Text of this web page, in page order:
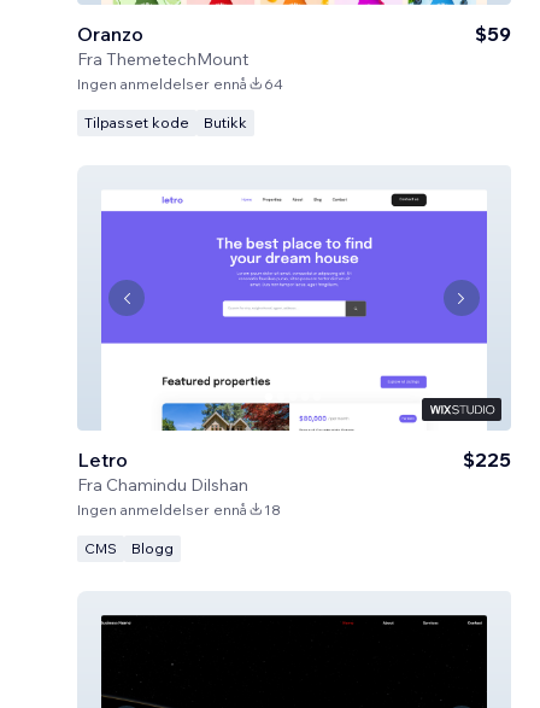
Oranzo
Fra ThemetechMount
$59
Ingen anmeldelser ennå 64
Tilpasset kode Butikk
Letro
Fra Chamindu Dilshan
$225
Ingen anmeldelser ennå 18
CMS Blogg